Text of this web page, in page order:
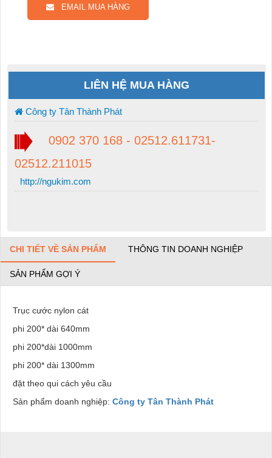
EMAIL MUA HÀNG
LIÊN HỆ MUA HÀNG
Công ty Tân Thành Phát
0902 370 168 - 02512.611731-
02512.211015
http://ngukim.com
CHI TIẾT VỀ SẢN PHẨM THÔNG TIN DOANH NGHIỆP
SẢN PHẨM GỢI Ý
Trục cước nylon cát
phi 200* dài 640mm
phi 200*dài 1000mm
phi 200* dài 1300mm
đặt theo qui cách yêu cầu
Sản phẩm doanh nghiệp: Công ty Tân Thành Phát